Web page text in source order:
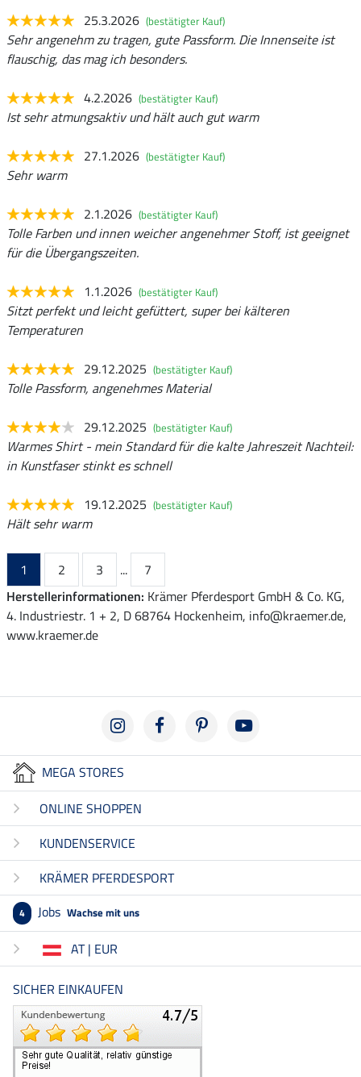
25.3.2026 (bestätigter Kauf)
Sehr angenehm zu tragen, gute Passform. Die Innenseite ist
flauschig, das mag ich besonders.
4.2.2026 (bestätigter Kauf)
Ist sehr atmungsaktiv und hält auch gut warm
27.1.2026 (bestätigter Kauf)
Sehr warm
2.1.2026 (bestätigter Kauf)
Tolle Farben und innen weicher angenehmer Stoff, ist geeignet
für die Übergangszeiten.
1.1.2026 (bestätigter Kauf)
Sitzt perfekt und leicht gefüttert, super bei kälteren
Temperaturen
29.12.2025 (bestätigter Kauf)
Tolle Passform, angenehmes Material
29.12.2025 (bestätigter Kauf)
Warmes Shirt - mein Standard für die kalte Jahreszeit Nachteil:
in Kunstfaser stinkt es schnell
19.12.2025 (bestätigter Kauf)
Hält sehr warm
1 2 3 ...
7
Herstellerinformationen: Krämer Pferdesport GmbH & Co. KG,
4. Industriestr. 1 + 2, D 68764 Hockenheim, info@kraemer.de,
www.kraemer.de
MEGA STORES
ONLINE SHOPPEN
KUNDENSERVICE
KRÄMER PFERDESPORT
4 Jobs Wachse mit uns
AT | EUR
SICHER EINKAUFEN